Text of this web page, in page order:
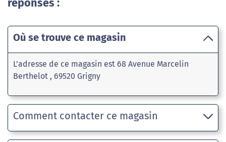
réponses :
Où se trouve ce magasin
L'adresse de ce magasin est 68 Avenue Marcelin
Berthelot , 69520 Grigny
Comment contacter ce magasin